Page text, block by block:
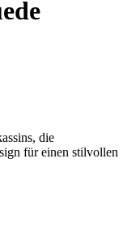
die
für einen stilvollen